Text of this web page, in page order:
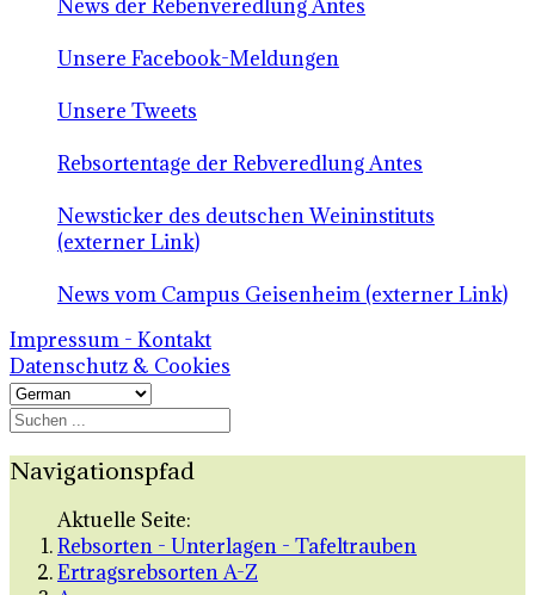
News der Rebenveredlung Antes
Unsere Facebook-Meldungen
Unsere Tweets
Rebsortentage der Rebveredlung Antes
Newsticker des deutschen Weininstituts
(externer Link)
News vom Campus Geisenheim (externer Link)
Impressum - Kontakt
Datenschutz & Cookies
Navigationspfad
Aktuelle Seite:
Rebsorten - Unterlagen - Tafeltrauben
Ertragsrebsorten A-Z